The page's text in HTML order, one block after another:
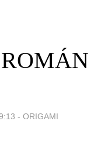
- ORIGAMI